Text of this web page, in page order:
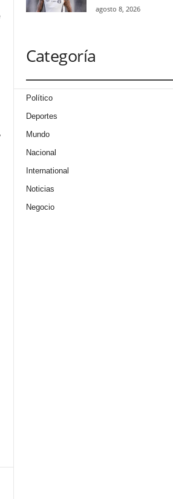
agosto 8, 2026
Categoría
Político
Deportes
Mundo
Nacional
International
Noticias
Negocio